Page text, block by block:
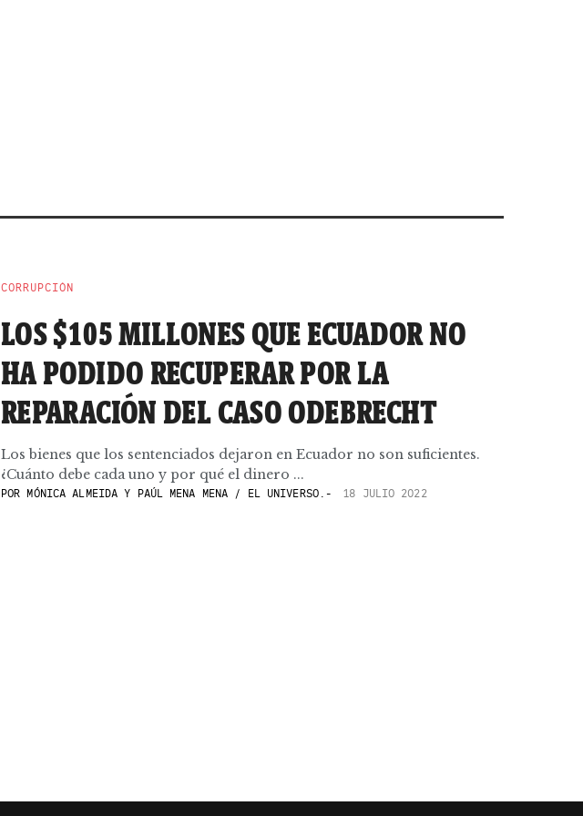
CORRUPCIÓN
LOS $105 MILLONES QUE ECUADOR NO
HA PODIDO RECUPERAR POR LA
REPARACIÓN DEL CASO ODEBRECHT
Los bienes que los sentenciados dejaron en Ecuador no son suficientes.
¿Cuánto debe cada uno y por qué el dinero ...
POR MÓNICA ALMEIDA Y PAÚL MENA MENA / EL UNIVERSO.- 18 JULIO 2022